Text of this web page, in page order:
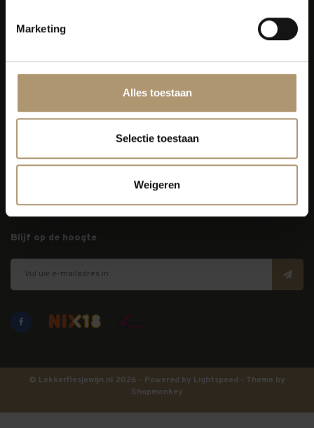
Marketing
Alles toestaan
Selectie toestaan
Weigeren
Bezorging
Lekkerflesjewijn
Blijf op de hoogte
© Lekkerflesjewijn.nl 2026 - Powered by Lightspeed - Theme by
Shopmonkey